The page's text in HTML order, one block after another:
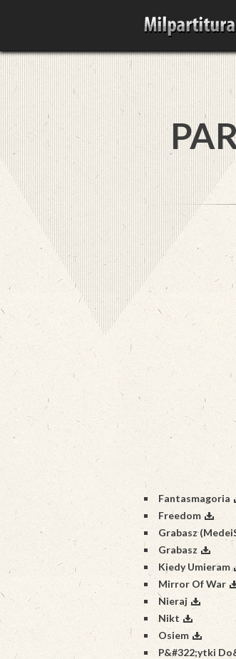
Fantasmagoria
Freedom
Grabasz
Grabasz
Kiedy Umieram
Mirror Of War
Nieraj
Nikt
Osiem
P&#322;ytki